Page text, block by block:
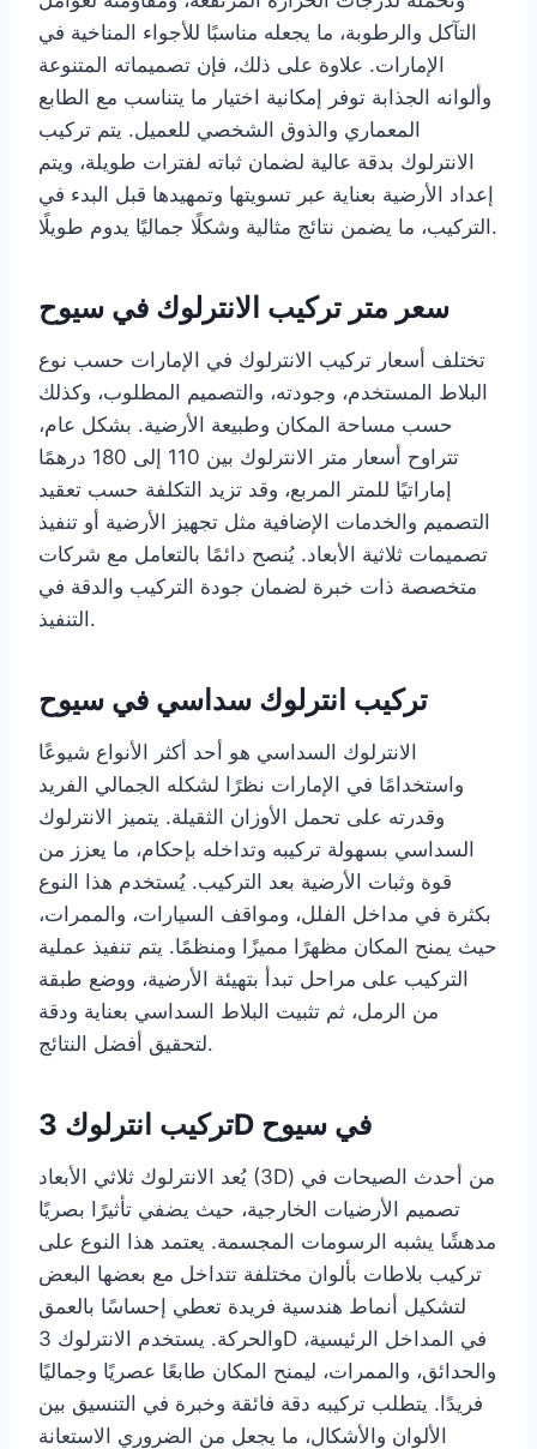
التآكل والرطوبة، ما يجعله مناسبًا للأجواء المناخية في
الإمارات. علاوة على ذلك، فإن تصميماته المتنوعة
وألوانه الجذابة توفر إمكانية اختيار ما يتناسب مع الطابع
المعماري والذوق الشخصي للعميل. يتم تركيب
الانترلوك بدقة عالية لضمان ثباته لفترات طويلة، ويتم
إعداد الأرضية بعناية عبر تسويتها وتمهيدها قبل البدء في
التركيب، ما يضمن نتائج مثالية وشكلًا جماليًا يدوم طويلًا.
سعر متر تركيب الانترلوك في سيوح
تختلف أسعار تركيب الانترلوك في الإمارات حسب نوع
البلاط المستخدم، وجودته، والتصميم المطلوب، وكذلك
حسب مساحة المكان وطبيعة الأرضية. بشكل عام،
تتراوح أسعار متر الانترلوك بين 110 إلى 180 درهمًا
إماراتيًا للمتر المربع، وقد تزيد التكلفة حسب تعقيد
التصميم والخدمات الإضافية مثل تجهيز الأرضية أو تنفيذ
تصميمات ثلاثية الأبعاد. يُنصح دائمًا بالتعامل مع شركات
متخصصة ذات خبرة لضمان جودة التركيب والدقة في
التنفيذ.
تركيب انترلوك سداسي في سيوح
الانترلوك السداسي هو أحد أكثر الأنواع شيوعًا
واستخدامًا في الإمارات نظرًا لشكله الجمالي الفريد
وقدرته على تحمل الأوزان الثقيلة. يتميز الانترلوك
السداسي بسهولة تركيبه وتداخله بإحكام، ما يعزز من
قوة وثبات الأرضية بعد التركيب. يُستخدم هذا النوع
بكثرة في مداخل الفلل، ومواقف السيارات، والممرات،
حيث يمنح المكان مظهرًا مميزًا ومنظمًا. يتم تنفيذ عملية
التركيب على مراحل تبدأ بتهيئة الأرضية، ووضع طبقة
من الرمل، ثم تثبيت البلاط السداسي بعناية ودقة
لتحقيق أفضل النتائج.
تركيب انترلوك 3D في سيوح
يُعد الانترلوك ثلاثي الأبعاد (3D) من أحدث الصيحات في
تصميم الأرضيات الخارجية، حيث يضفي تأثيرًا بصريًا
مدهشًا يشبه الرسومات المجسمة. يعتمد هذا النوع على
تركيب بلاطات بألوان مختلفة تتداخل مع بعضها البعض
لتشكيل أنماط هندسية فريدة تعطي إحساسًا بالعمق
والحركة. يستخدم الانترلوك 3D في المداخل الرئيسية،
والحدائق، والممرات، ليمنح المكان طابعًا عصريًا وجماليًا
فريدًا. يتطلب تركيبه دقة فائقة وخبرة في التنسيق بين
الألوان والأشكال، ما يجعل من الضروري الاستعانة